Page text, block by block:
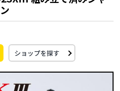
ショップを探す